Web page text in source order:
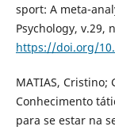
sport: A meta-
Psychology, v.29,
https://doi.org/
MATIAS, Cristino;
Conhecimento
para se estar na